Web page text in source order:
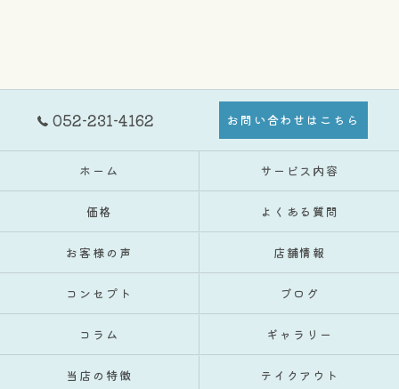
052-231-4162 お問い合わせはこちら
ホーム サービス内容
価格 よくある質問
お客様の声 店舗情報
コンセプト ブログ
コラム ギャラリー
当店の特徴 テイクアウト